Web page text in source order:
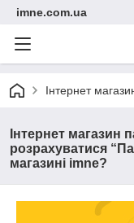
imne.com.ua
Інтернет
Інтернет магазин
розрахуватися
магазині imne?